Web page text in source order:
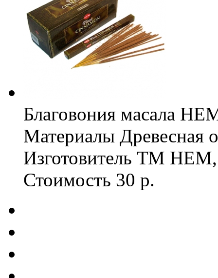
Благовония масала
Материалы Древесная
Изготовитель ТМ
Стоимость 30 р.